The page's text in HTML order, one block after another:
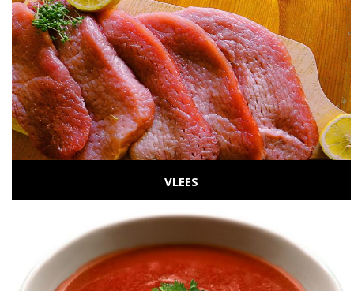
VLEES
...
BEKIJK CATEGORIE